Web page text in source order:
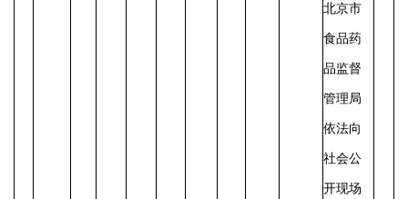
北京市
食品药
品监督
管理局
依法向
社会公
开现场